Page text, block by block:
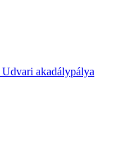
akadálypálya